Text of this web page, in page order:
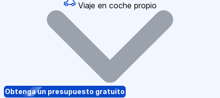
Viaje en coche propio
Obtenga un presupuesto gratuito